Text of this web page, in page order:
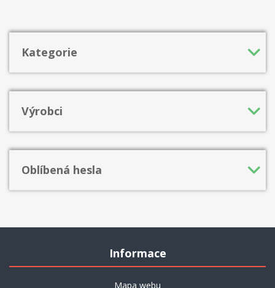
Kategorie
Výrobci
Oblíbená hesla
Informace
Mapa webu